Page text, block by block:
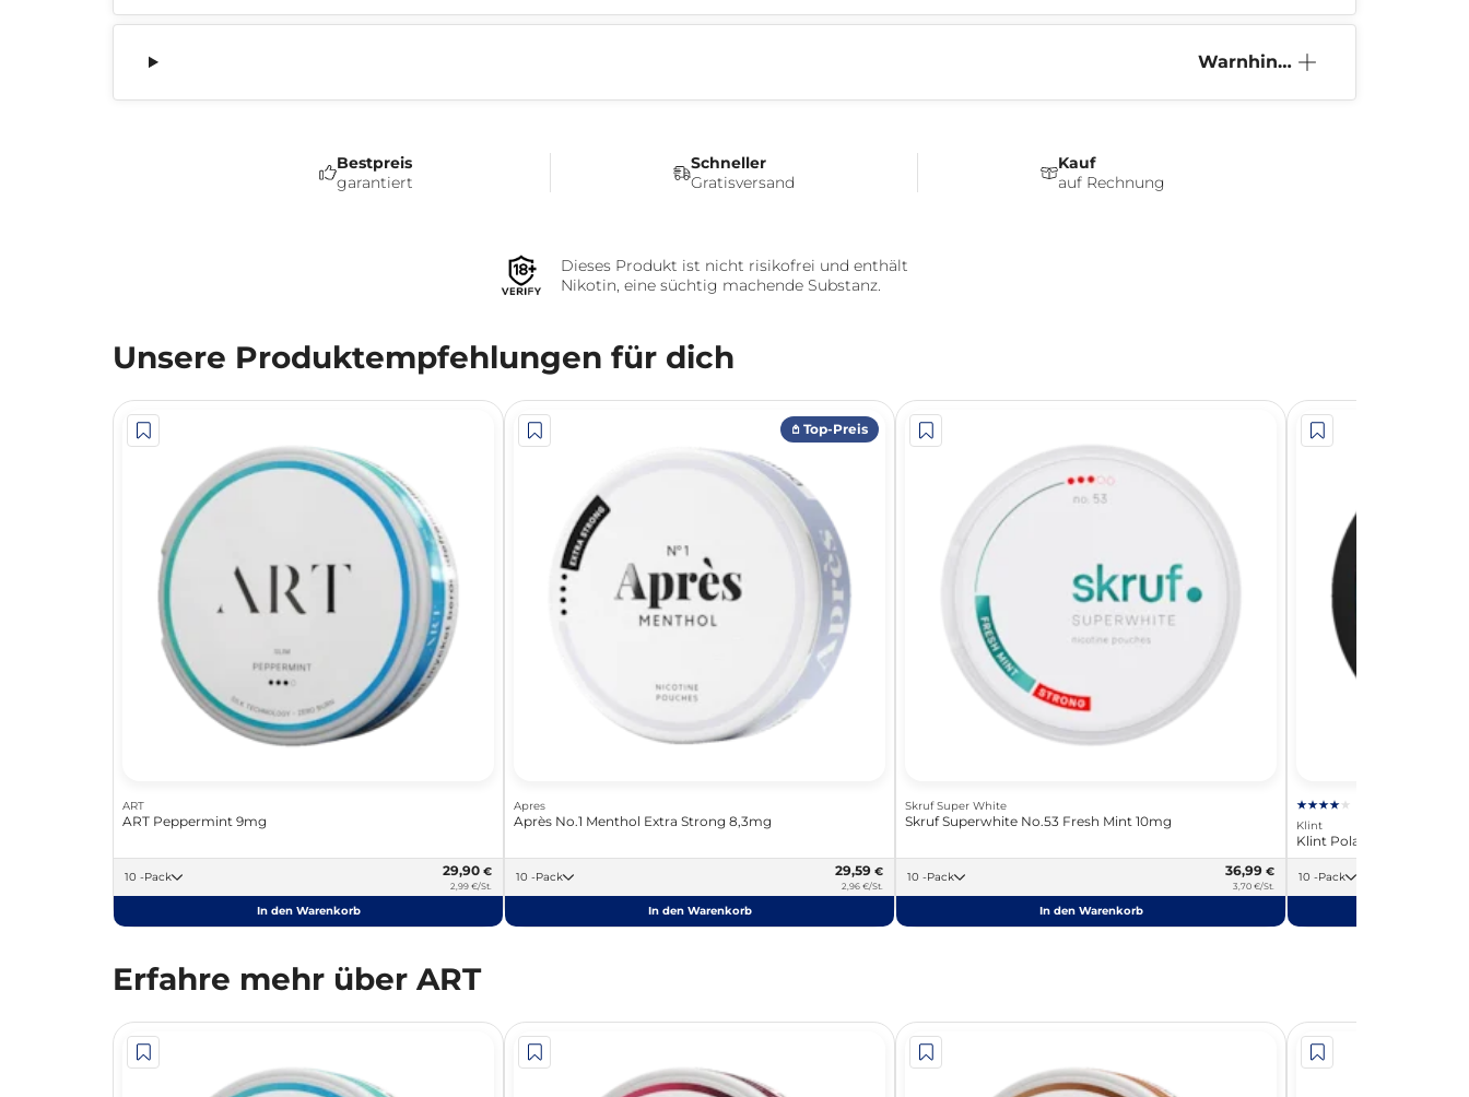
Warnhinw
Bestpreis
garantiert
Schneller
Gratisversand
Kauf
auf Rechnung
Dieses Produkt ist nicht risikofrei und enthält
Nikotin, eine süchtig machende Substanz.
Unsere Produktempfehlungen für dich
ART
ART Peppermint 9mg
10 -Pack 29,90 €
2,99 €/St.
In den Warenkorb
𖤘 Top-Preis
Apres
Après No.1 Menthol Extra Strong 8,3mg
10 -Pack 29,59 €
2,96 €/St.
In den Warenkorb
Skruf Super White
Skruf Superwhite No.53 Fresh Mint 10mg
10 -Pack 36,99 €
3,70 €/St.
In den Warenkorb
Klint
Klint Polar Mint 8,4mg
10 -Pack
Erfahre mehr über ART